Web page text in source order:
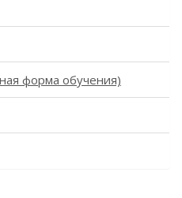
форма обучения)